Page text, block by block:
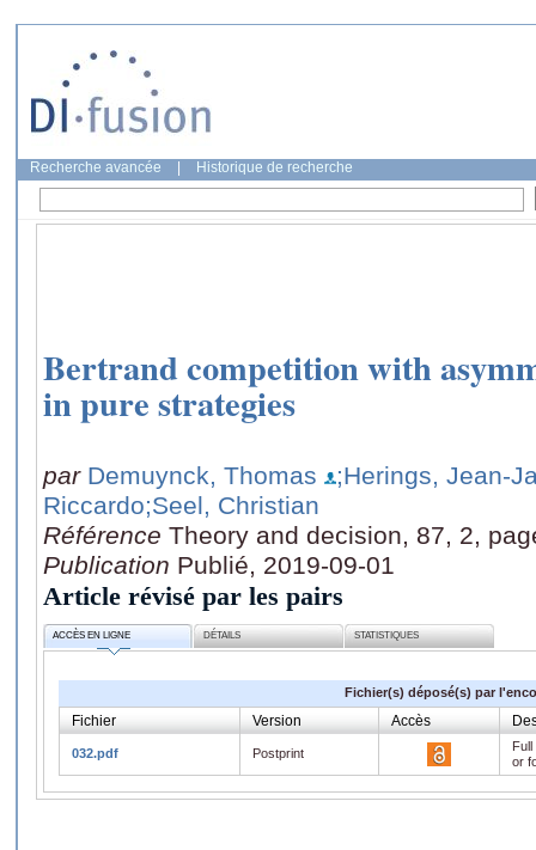
Recherche avancée Historique de recherche
Bertrand competition with
in pure strategies
par Demuynck, Thomas
;Herings, Jean-
Riccardo;Seel, Christian
Référence Theory and decision, 87, 2,
Publication Publié, 2019-09-01
Article révisé par les pairs
ACCÈS EN LIGNE DÉTAILS STATISTIQUES
Fichier(s) déposé(s) par
Fichier Version Accès
032.pdf Postprint
or